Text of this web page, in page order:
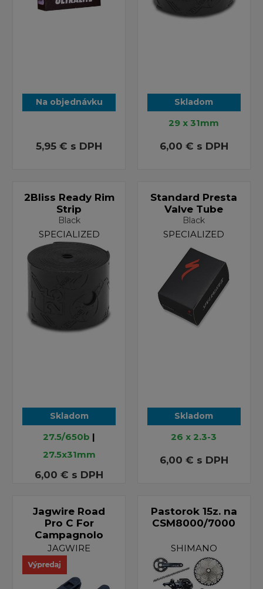
Na objednávku
5,95 € s DPH
Skladom
29 x 31mm
6,00 € s DPH
2Bliss Ready Rim
Strip
Black
SPECIALIZED
Skladom
27.5/650b |
27.5x31mm
6,00 € s DPH
Standard Presta
Valve Tube
Black
SPECIALIZED
Skladom
26 x 2.3-3
6,00 € s DPH
Jagwire Road
Pro C For
Campagnolo
JAGWIRE
Pastorok 15z. na
CSM8000/7000
SHIMANO